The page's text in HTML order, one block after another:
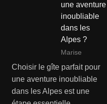
une aventure
inoubliable
dans les
Alpes ?
Marise
Choisir le gîte parfait pour
une aventure inoubliable
dans les Alpes est une